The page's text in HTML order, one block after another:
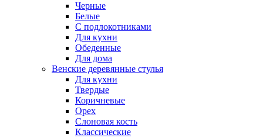
Черные
Белые
С подлокотниками
Для кухни
Обеденные
Для дома
Венские деревянные стулья
Для кухни
Твердые
Коричневые
Орех
Слоновая кость
Классические